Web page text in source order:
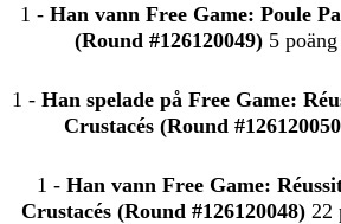
1 -Han vann Free Game: Poule
(Round #126120049) 5 poäng
1 - Han spelade på Free Game:
Crustacés (Round
1 -Han vann Free Game:
Crustacés (Round #126120048) 22